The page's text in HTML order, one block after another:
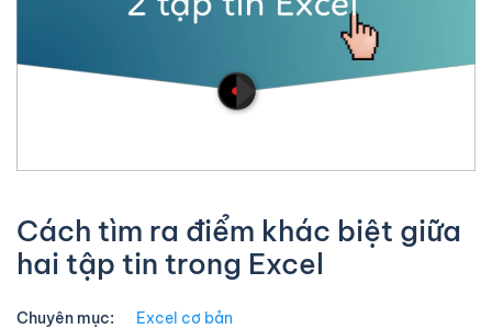
Cách tìm ra điểm khác biệt giữa
hai tập tin trong Excel
Chuyên mục: Excel cơ bản